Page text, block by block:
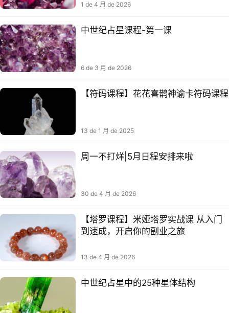
1 de 4 月 de 2026
中世纪占星课程-第一课
6 de 3 月 de 2026
【符码课程】花花喜鹊神谕卡符码课程
13 de 1 月 de 2025
周一不打烊|5月日程安排来啦
30 de 4 月 de 2026
【塔罗课程】米娅塔罗实战课 从入门
到速成，开启你的副业之旅
13 de 4 月 de 2026
中世纪占星中的25种星体结构